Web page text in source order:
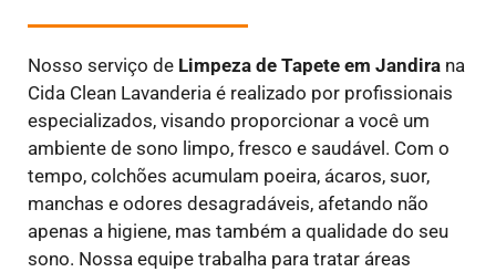
Nosso serviço de Limpeza de Tapete em Jandira na
Cida Clean Lavanderia é realizado por profissionais
especializados, visando proporcionar a você um
ambiente de sono limpo, fresco e saudável. Com o
tempo, colchões acumulam poeira, ácaros, suor,
manchas e odores desagradáveis, afetando não
apenas a higiene, mas também a qualidade do seu
sono. Nossa equipe trabalha para tratar áreas